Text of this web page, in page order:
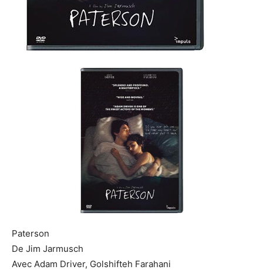
Paterson
De Jim Jarmusch
Avec Adam Driver, Golshifteh Farahani